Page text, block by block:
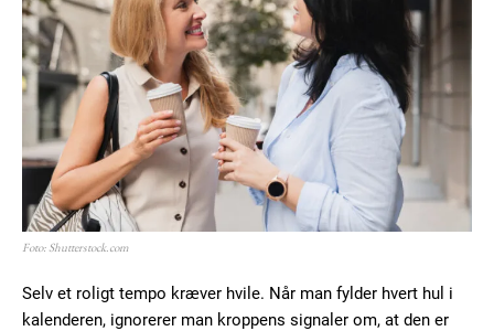
Foto: Shutterstock.com
Selv et roligt tempo kræver hvile. Når man fylder hvert hul i
kalenderen, ignorerer man kroppens signaler om, at den er